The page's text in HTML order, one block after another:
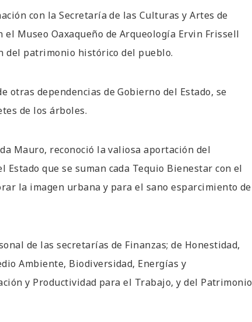
con la Secretaría de las Culturas y Artes de
Museo Oaxaqueño de Arqueología Ervin Frissell
del patrimonio histórico del pueblo.
dependencias de Gobierno del Estado, se
de los árboles.
Mauro, reconoció la valiosa aportación del
que se suman cada Tequio Bienestar con el
la imagen urbana y para el sano esparcimiento de
de las secretarías de Finanzas; de Honestidad,
Ambiente, Biodiversidad, Energías y
y Productividad para el Trabajo, y del Patrimonio